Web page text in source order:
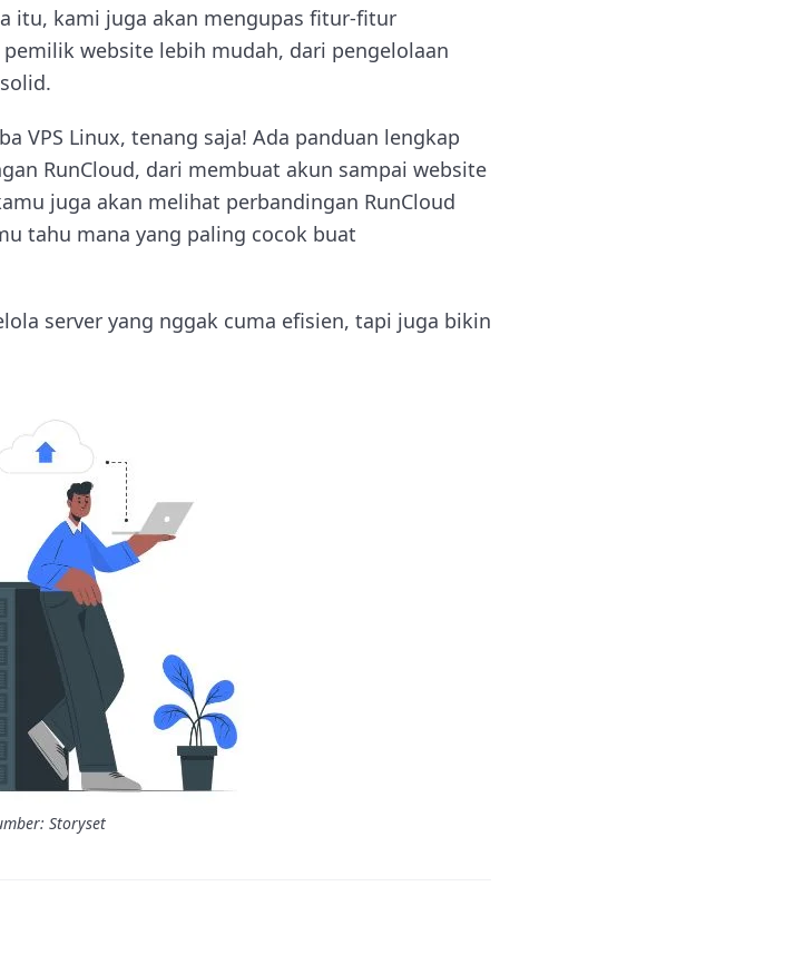
itu, kami juga akan mengupas fitur-fitur
website lebih mudah, dari pengelolaan
VPS Linux, tenang saja! Ada panduan lengkap
RunCloud, dari membuat akun sampai website
juga akan melihat perbandingan RunCloud
tahu mana yang paling cocok buat
server yang nggak cuma efisien, tapi juga bikin
Storyset